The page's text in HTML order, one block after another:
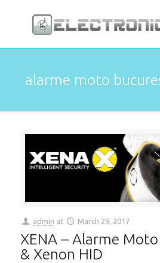
alarme moto
admin at March 29, 2017
XENA – Alarme
& Xenon HID